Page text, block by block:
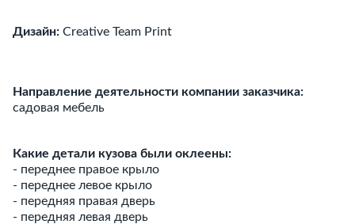
Дизайн: Creative Team Print
Направление деятельности компании заказчика:
садовая мебель
Какие детали кузова были оклеены:
- переднее правое крыло
- переднее левое крыло
- передняя правая дверь
- передняя левая дверь